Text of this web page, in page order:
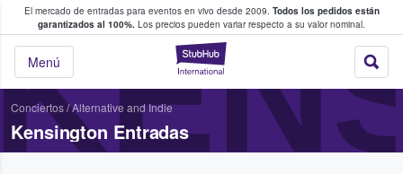
El mercado de entradas para eventos en vivo desde 2009. Todos los pedidos están
garantizados al 100%. Los precios pueden variar respecto a su valor nominal.
StubHub:
Menú
y venta de entradas entre fans
Conciertos/Alternative and Indie
Kensington Entradas